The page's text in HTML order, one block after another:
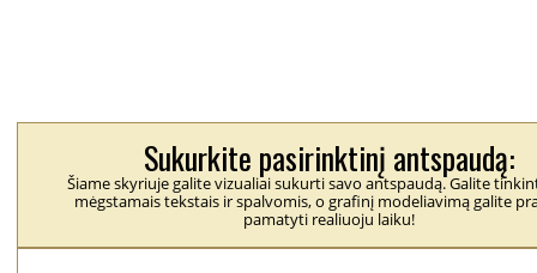
Sukurkite pasirinktinį antspaudą:
Šiame skyriuje galite vizualiai sukurti savo antspaudą. Galite
mėgstamais tekstais ir spalvomis, o grafinį modeliavimą galite
pamatyti realiuoju laiku!